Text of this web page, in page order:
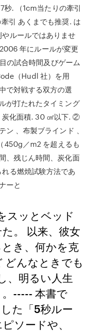
秒. （1cm当たりの牽引
引 あくまでも推奨. は
ルールではありませ
年にルールが変更
の試合時間及びゲーム
（Hudl 社）を用
で対戦する双方の選
が打たれたタイミング
化面積. 30 ㎠以下. ②
ン 、布製ブラインド 、
450g／m2 を超えるも
、残じん時間、炭化面
る燃焼試験方法であ
ーと
スッとベッド
。 以来、彼女
き、何かを克
どんなときでも
、明るい人生
----- 本書で
た「5秒ルー
ソードや、